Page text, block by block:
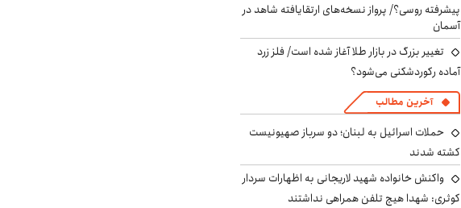
پیشرفته روسی؟/ پرواز نسخه‌های ارتقایافته شاهد در
آسمان
تغییر بزرگ در بازار طلا آغاز شده است/ فلز زرد
آماده رکوردشکنی می‌شود؟
آخرین مطالب
حملات اسرائیل به لبنان؛ دو سرباز صهیونیست
کشته شدند
واکنش خانواده شهید لاریجانی به اظهارات سردار
کوثری: شهدا هیچ تلفن همراهی نداشتند